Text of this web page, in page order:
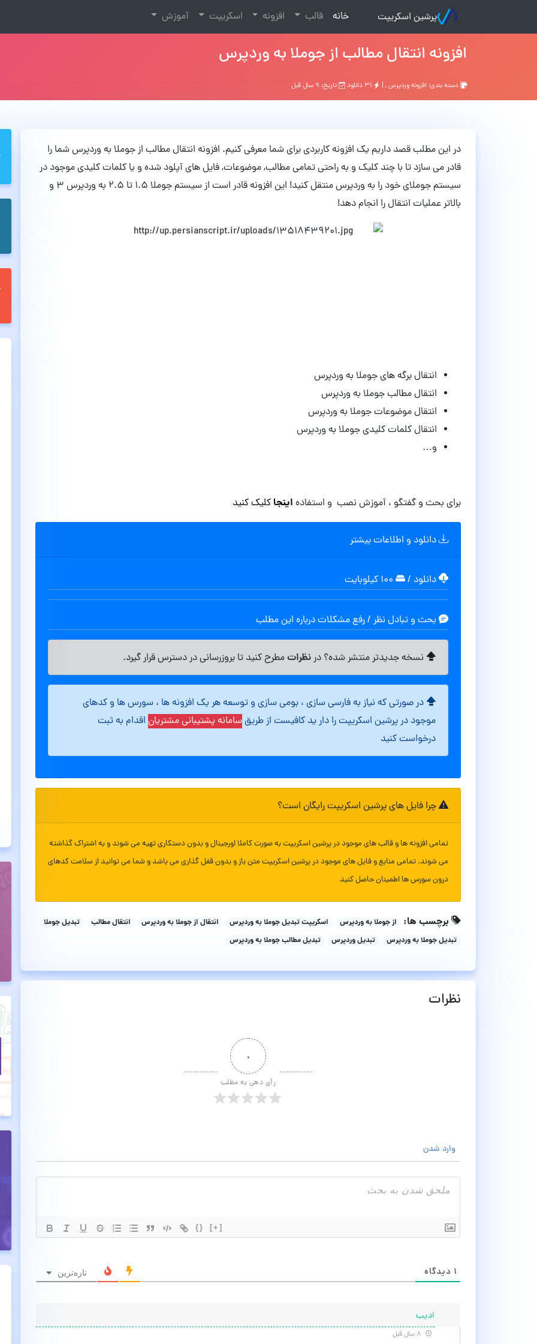
پرشین اسکریپت خانه
(current) قالب افزونه اسکریپت آموزش
افزونه انتقال مطالب از جوملا به وردپرس
دسته بندی: افزونه وردپرس, | تاریخ: ۹ سال قبل
در این مطلب قصد داریم یک افزونه کاربردی برای شما معرفی کنیم. افزونه انتقال مطالب از جوملا به وردپرس شما را
قادر می سازد تا با چند کلیک و به راحتی تمامی مطالب, موضوعات, فایل های آپلود شده و یا کلمات کلیدی موجود در
سیستم جوملای خود را به وردپرس منتقل کنید! این افزونه قادر است از سیستم جوملا ۱.۵ تا ۲.۵ به وردپرس ۳ و
بالاتر عملیات انتقال را انجام دهد!
انتقال برگه های جوملا به وردپرس
انتقال مطالب جوملا به وردپرس
انتقال موضوعات جوملا به وردپرس
انتقال کلمات کلیدی جوملا به وردپرس
و…
برای بحث و گفتگو ، آموزش نصب و استفاده اینجا کلیک کنید
دانلود و اطلاعات بیشتر
دانلود /
بحث و تبادل نظر / رفع مشکلات درباره این مطلب
نسخه جدیدتر منتشر شده؟ درنظراتمطرح کنید تا بروزرسانی در دسترس قرار گیرد.
در صورتی که نیاز به فارسی سازی ، بومی سازی و توسعه هر یک افزونه ها ، سورس ها و کدهای
موجود در پرشین اسکریپت را دار ید کافیست از طریقسامانه پشتیبانی مشتریان اقدام به ثبت
درخواست کنید
چرا فایل های پرشین اسکریپت رایگان است؟
تمامی افزونه ها و قالب های موجود در پرشین اسکریپت به صورت کاملا اورجینال و بدون دستکاری تهیه می شوند و به اشتراک گذاشته
می شوند. تمامی منابع و فایل های موجود در پرشین اسکریپت متن باز و بدون قفل گذاری می باشد و شما می توانید از سلامت کدهای
درون سورس ها اطمینان حاصل کنید
برچسب ها: از جوملا به وردپرس اسکریپت تبدیل جوملا به وردپرس انتقال از جوملا به وردپرس انتقال مطالب
تبدیل جوملا
تبدیل جوملا به وردپرس
تبدیل وردپرس تبدیل مطالب جوملا به وردپرس
نظرات
۰
رأی دهی به مطلب
وارد شدن
{} [+]
۱ دیدگاه تازه‌ترین
ادیب